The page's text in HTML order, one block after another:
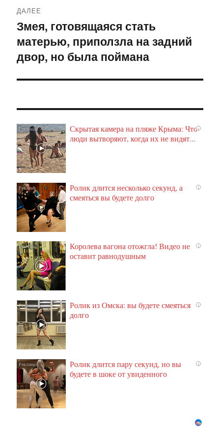
ДАЛЕЕ
Следующая
запись:
Змея, готовящаяся стать
матерью, приползла на задний
двор, но была поймана
i
Скрытая камера на пляже Крыма: Что
люди вытворяют, когда их не видят...
i
Ролик длится несколько секунд, а
смеяться вы будете долго
i
Королева вагона отожгла! Видео не
оставит равнодушным
i
Ролик из Омска: вы будете смеяться
долго
i
Ролик длится пару секунд, но вы
будете в шоке от увиденного